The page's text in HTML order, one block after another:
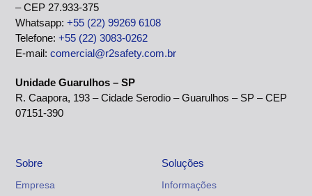
– CEP 27.933-375
Whatsapp:+55 (22) 99269 6108
Telefone:+55 (22) 3083-0262
E-mail:comercial@r2safety.com.br
Unidade Guarulhos – SP
R. Caapora, 193 – Cidade Serodio – Guarulhos – SP – CEP
07151-390
Sobre
Empresa
Soluções
Informações